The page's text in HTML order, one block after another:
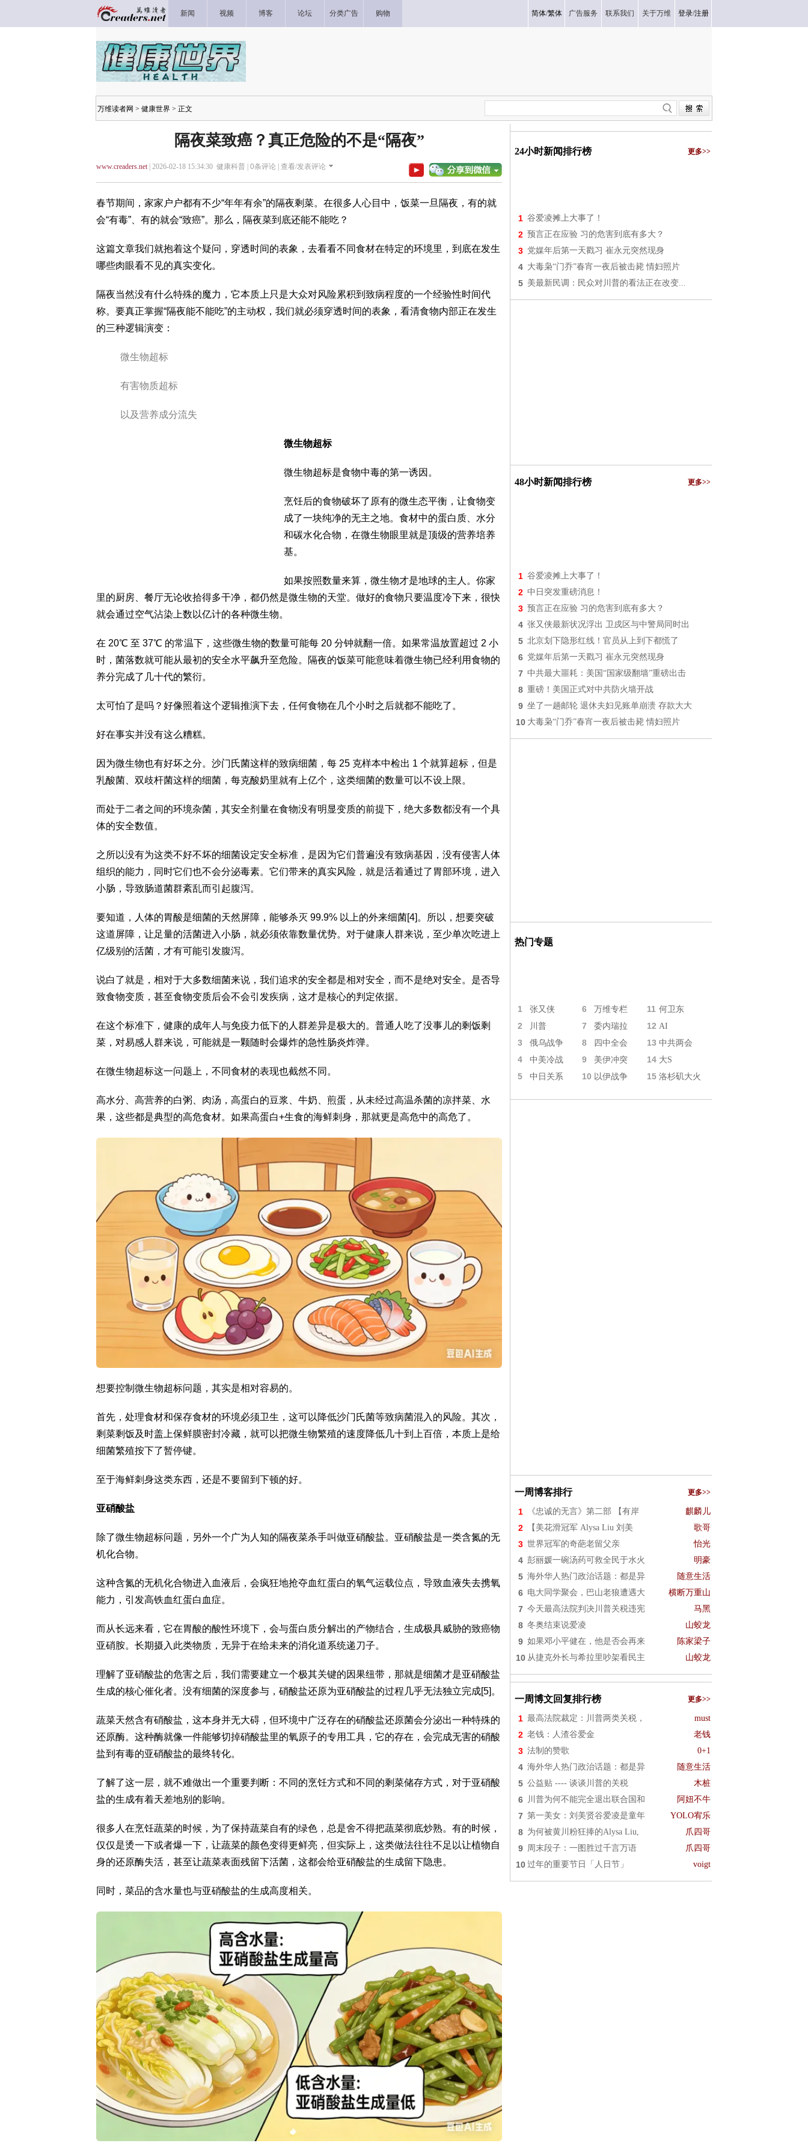
新闻 视频 博客 论坛 分类广告 购物 简体/繁体 广告服务 联系我们 关于万维 登录/注册
万维读者网 > 健康世界 > 正文
隔夜菜致癌？真正危险的不是“隔夜”
www.creaders.net| 2026-02-18 15:34:30 健康科普 | 0条评论 | 查看/发表评论
春节期间，家家户户都有不少“年年有余”的隔夜剩菜。在很多人心目中，饭菜一旦隔夜，有的就
会“有毒”、有的就会“致癌”。那么，隔夜菜到底还能不能吃？
这篇文章我们就抱着这个疑问，穿透时间的表象，去看看不同食材在特定的环境里，到底在发生
哪些肉眼看不见的真实变化。
隔夜当然没有什么特殊的魔力，它本质上只是大众对风险累积到致病程度的一个经验性时间代
称。要真正掌握“隔夜能不能吃”的主动权，我们就必须穿透时间的表象，看清食物内部正在发生
的三种逻辑演变：
微生物超标
有害物质超标
以及营养成分流失
微生物超标
微生物超标是食物中毒的第一诱因。
烹饪后的食物破坏了原有的微生态平衡，让食物变
成了一块纯净的无主之地。食材中的蛋白质、水分
和碳水化合物，在微生物眼里就是顶级的营养培养
基。
如果按照数量来算，微生物才是地球的主人。你家
里的厨房、餐厅无论收拾得多干净，都仍然是微生物的天堂。做好的食物只要温度冷下来，很快
就会通过空气沾染上数以亿计的各种微生物。
在 20℃ 至 37℃ 的常温下，这些微生物的数量可能每 20 分钟就翻一倍。如果常温放置超过 2 小
时，菌落数就可能从最初的安全水平飙升至危险。隔夜的饭菜可能意味着微生物已经利用食物的
养分完成了几十代的繁衍。
太可怕了是吗？好像照着这个逻辑推演下去，任何食物在几个小时之后就都不能吃了。
好在事实并没有这么糟糕。
因为微生物也有好坏之分。沙门氏菌这样的致病细菌，每 25 克样本中检出 1 个就算超标，但是
乳酸菌、双歧杆菌这样的细菌，每克酸奶里就有上亿个，这类细菌的数量可以不设上限。
而处于二者之间的环境杂菌，其安全剂量在食物没有明显变质的前提下，绝大多数都没有一个具
体的安全数值。
之所以没有为这类不好不坏的细菌设定安全标准，是因为它们普遍没有致病基因，没有侵害人体
组织的能力，同时它们也不会分泌毒素。它们带来的真实风险，就是活着通过了胃部环境，进入
小肠，导致肠道菌群紊乱而引起腹泻。
要知道，人体的胃酸是细菌的天然屏障，能够杀灭 99.9% 以上的外来细菌[4]。所以，想要突破
这道屏障，让足量的活菌进入小肠，就必须依靠数量优势。对于健康人群来说，至少单次吃进上
亿级别的活菌，才有可能引发腹泻。
说白了就是，相对于大多数细菌来说，我们追求的安全都是相对安全，而不是绝对安全。是否导
致食物变质，甚至食物变质后会不会引发疾病，这才是核心的判定依据。
在这个标准下，健康的成年人与免疫力低下的人群差异是极大的。普通人吃了没事儿的剩饭剩
菜，对易感人群来说，可能就是一颗随时会爆炸的急性肠炎炸弹。
在微生物超标这一问题上，不同食材的表现也截然不同。
高水分、高营养的白粥、肉汤，高蛋白的豆浆、牛奶、煎蛋，从未经过高温杀菌的凉拌菜、水
果，这些都是典型的高危食材。如果高蛋白+生食的海鲜刺身，那就更是高危中的高危了。
想要控制微生物超标问题，其实是相对容易的。
首先，处理食材和保存食材的环境必须卫生，这可以降低沙门氏菌等致病菌混入的风险。其次，
剩菜剩饭及时盖上保鲜膜密封冷藏，就可以把微生物繁殖的速度降低几十到上百倍，本质上是给
细菌繁殖按下了暂停键。
至于海鲜刺身这类东西，还是不要留到下顿的好。
亚硝酸盐
除了微生物超标问题，另外一个广为人知的隔夜菜杀手叫做亚硝酸盐。亚硝酸盐是一类含氮的无
机化合物。
这种含氮的无机化合物进入血液后，会疯狂地抢夺血红蛋白的氧气运载位点，导致血液失去携氧
能力，引发高铁血红蛋白血症。
而从长远来看，它在胃酸的酸性环境下，会与蛋白质分解出的产物结合，生成极具威胁的致癌物
亚硝胺。长期摄入此类物质，无异于在给未来的消化道系统递刀子。
理解了亚硝酸盐的危害之后，我们需要建立一个极其关键的因果纽带，那就是细菌才是亚硝酸盐
生成的核心催化者。没有细菌的深度参与，硝酸盐还原为亚硝酸盐的过程几乎无法独立完成[5]。
蔬菜天然含有硝酸盐，这本身并无大碍，但环境中广泛存在的硝酸盐还原菌会分泌出一种特殊的
还原酶。这种酶就像一件能够切掉硝酸盐里的氧原子的专用工具，它的存在，会完成无害的硝酸
盐到有毒的亚硝酸盐的最终转化。
了解了这一层，就不难做出一个重要判断：不同的烹饪方式和不同的剩菜储存方式，对于亚硝酸
盐的生成有着天差地别的影响。
很多人在烹饪蔬菜的时候，为了保持蔬菜自有的绿色，总是舍不得把蔬菜彻底炒熟。有的时候，
仅仅是烫一下或者爆一下，让蔬菜的颜色变得更鲜亮，但实际上，这类做法往往不足以让植物自
身的还原酶失活，甚至让蔬菜表面残留下活菌，这都会给亚硝酸盐的生成留下隐患。
同时，菜品的含水量也与亚硝酸盐的生成高度相关。
24小时新闻排行榜 更多>>
1 谷爱凌摊上大事了！
2 预言正在应验 习的危害到底有多大？
3 党媒年后第一天戳习 崔永元突然现身
4 大毒枭“门乔”春宵一夜后被击毙 情妇照片
5 美最新民调：民众对川普的看法正在改变...
48小时新闻排行榜 更多>>
1 谷爱凌摊上大事了！
2 中日突发重磅消息！
3 预言正在应验 习的危害到底有多大？
4 张又侠最新状况浮出 卫戍区与中警局同时出
5 北京划下隐形红线！官员从上到下都慌了
6 党媒年后第一天戳习 崔永元突然现身
7 中共最大噩耗：美国“国家级翻墙”重磅出击
8 重磅！美国正式对中共防火墙开战
9 坐了一趟邮轮 退休夫妇见账单崩溃 存款大大
10 大毒枭“门乔”春宵一夜后被击毙 情妇照片
热门专题
1 张又侠 6 万维专栏 11 何卫东
2 川普 7 委内瑞拉 12 AI
3 俄乌战争 8 四中全会 13 中共两会
4 中美冷战 9 美伊冲突 14 大S
5 中日关系 10 以伊战争 15 洛杉矶大火
一周博客排行 更多>>
1 《忠诚的无言》第二部 【有岸 麒麟儿
2 【美花滑冠军 Alysa Liu 刘美 歌哥
3 世界冠军的奇葩老留父亲 怡光
4 彭丽媛一碗汤药可救全民于水火 明豪
5 海外华人热门政治话题：都是异 随意生活
6 电大同学聚会，巴山老狼遭遇大 横断万重山
7 今天最高法院判决川普关税违宪 马黑
8 冬奥结束说爱凌 山蛟龙
9 如果邓小平健在，他是否会再来 陈家梁子
10 从捷克外长与希拉里吵架看民主 山蛟龙
一周博文回复排行榜 更多>>
1 最高法院裁定：川普两类关税， must
2 老钱：人渣谷爱金 老钱
3 法制的赞歌 0+1
4 海外华人热门政治话题：都是异 随意生活
5 公益贴 ---- 谈谈川普的关税 木桩
6 川普为何不能完全退出联合国和 阿妞不牛
7 第一美女：刘美贤谷爱凌是童年 YOLO宥乐
8 为何被黄川粉狂捧的Alysa Liu, 爪四哥
9 周末段子：一图胜过千言万语 爪四哥
10 过年的重要节日「人日节」 voigt